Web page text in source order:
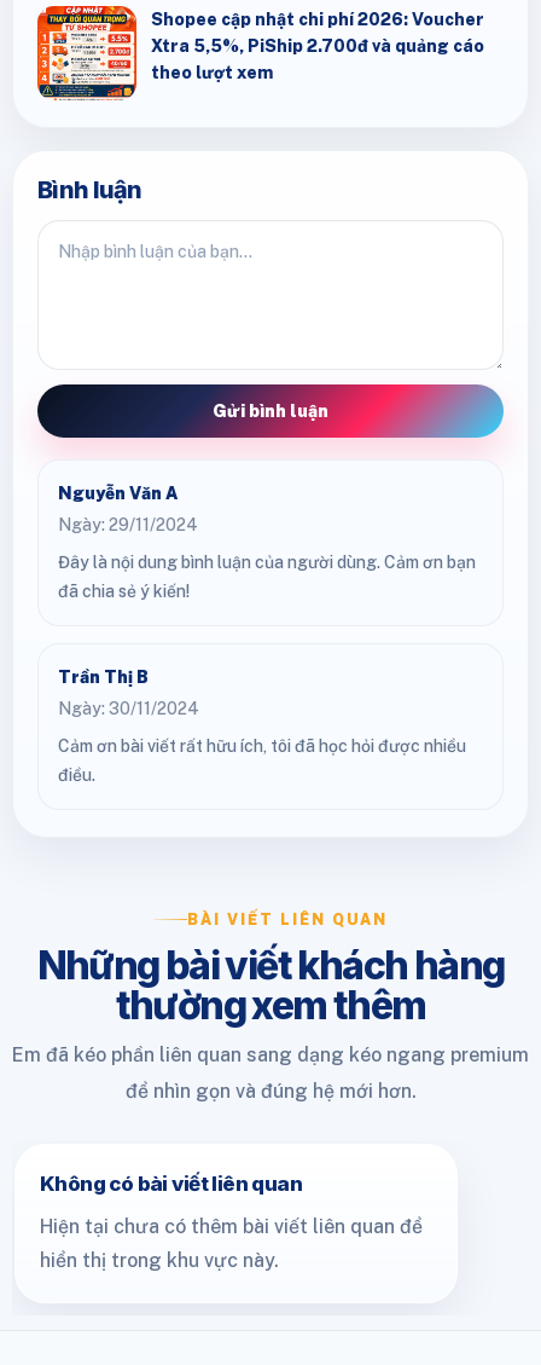
Shopee cập nhật chi phí 2026: Voucher
Xtra 5,5%, PiShip 2.700đ và quảng cáo
theo lượt xem
Bình luận
Gửi bình luận
Nguyễn Văn A
Ngày: 29/11/2024
Đây là nội dung bình luận của người dùng. Cảm ơn bạn
đã chia sẻ ý kiến!
Trần Thị B
Ngày: 30/11/2024
Cảm ơn bài viết rất hữu ích, tôi đã học hỏi được nhiều
điều.
BÀI VIẾT LIÊN QUAN
Những bài viết khách hàng
thường xem thêm
Em đã kéo phần liên quan sang dạng kéo ngang premium
để nhìn gọn và đúng hệ mới hơn.
Không có bài viết liên quan
Hiện tại chưa có thêm bài viết liên quan để
hiển thị trong khu vực này.